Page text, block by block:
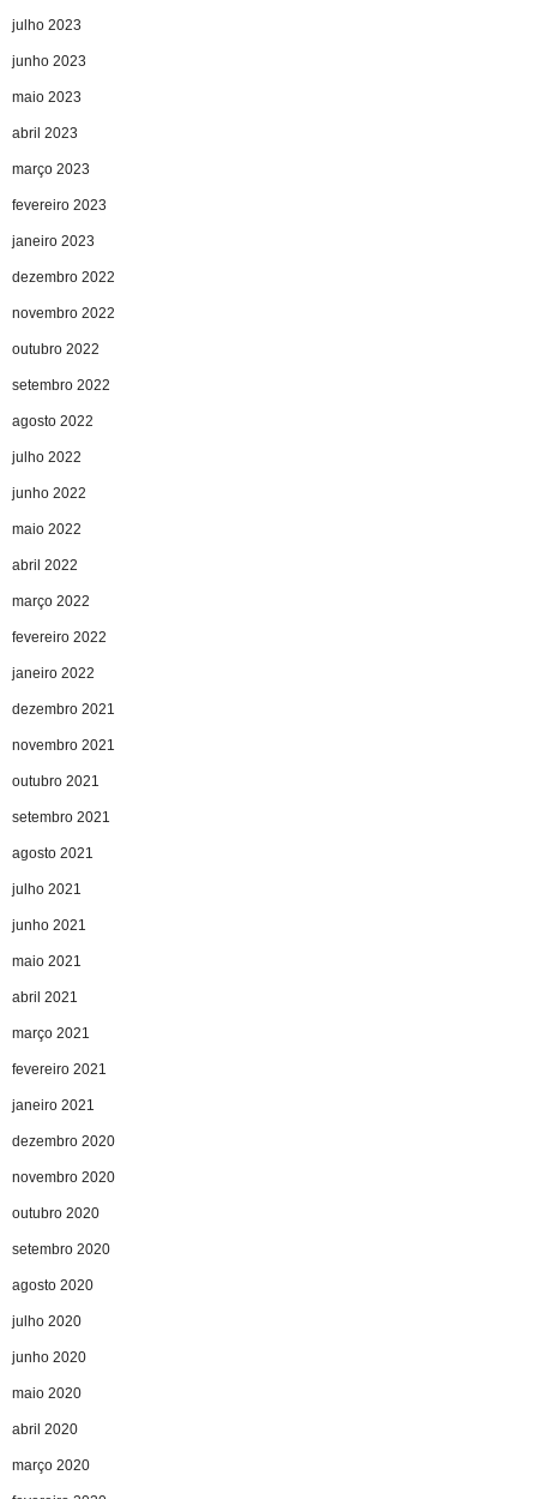
julho 2023
junho 2023
maio 2023
abril 2023
março 2023
fevereiro 2023
janeiro 2023
dezembro 2022
novembro 2022
outubro 2022
setembro 2022
agosto 2022
julho 2022
junho 2022
maio 2022
abril 2022
março 2022
fevereiro 2022
janeiro 2022
dezembro 2021
novembro 2021
outubro 2021
setembro 2021
agosto 2021
julho 2021
junho 2021
maio 2021
abril 2021
março 2021
fevereiro 2021
janeiro 2021
dezembro 2020
novembro 2020
outubro 2020
setembro 2020
agosto 2020
julho 2020
junho 2020
maio 2020
abril 2020
março 2020